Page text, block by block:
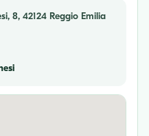
8, 42124 Reggio Emilia